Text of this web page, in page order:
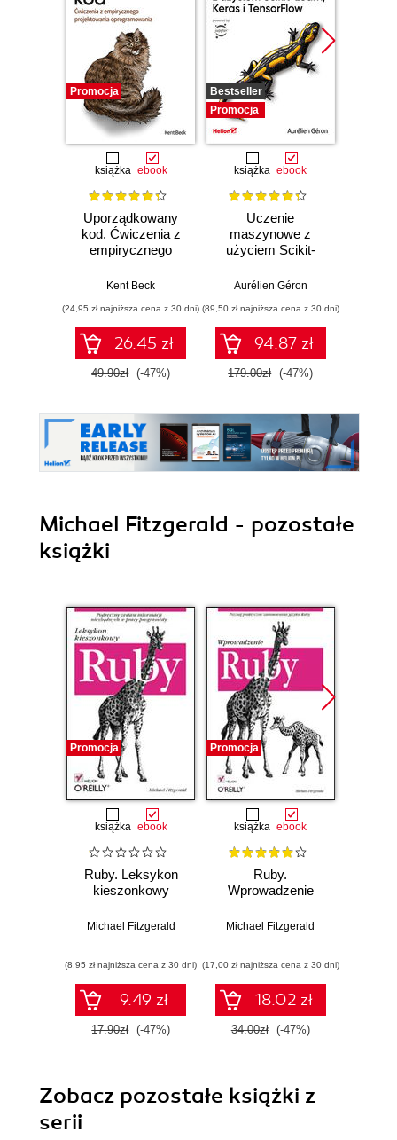
Promocja
książka ebook
Uporządkowany
kod. Ćwiczenia z
empirycznego
oprogramowania
Kent Beck
(24,95 zł najniższa cena z 30 dni)
26.45 zł
49.90zł (-47%)
Bestseller
Promocja
książka ebook
Uczenie
maszynowe z
użyciem Scikit-
TensorFlow.
Aurélien Géron
(89,50 zł najniższa cena z 30 dni)
94.87 zł
179.00zł (-47%)
Michael Fitzgerald - pozostałe
książki
Promocja
książka ebook
Ruby. Leksykon
kieszonkowy
Michael Fitzgerald
(8,95 zł najniższa cena z 30 dni)
9.49 zł
17.90zł (-47%)
Promocja
książka ebook
Ruby.
Wprowadzenie
Michael Fitzgerald
(17,00 zł najniższa cena z 30 dni)
18.02 zł
34.00zł (-47%)
Zobacz pozostałe książki z
serii